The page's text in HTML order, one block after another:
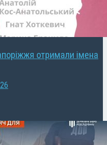
отримали імена